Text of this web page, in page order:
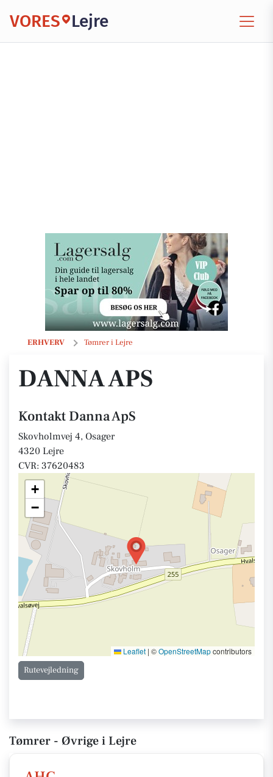
VORES Lejre
ERHVERV Tømrer i Lejre
Danna ApS
DANNA APS
Kontakt Danna ApS
Skovholmvej 4, Osager
4320 Lejre
CVR: 37620483
+
−
Leaflet | ©OpenStreetMapcontributors
Rutevejledning
Tømrer - Øvrige i Lejre